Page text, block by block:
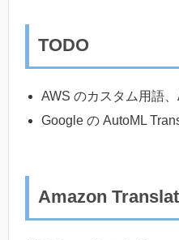
TODO
AWS のカスタム用語
Google の AutoML
Amazon